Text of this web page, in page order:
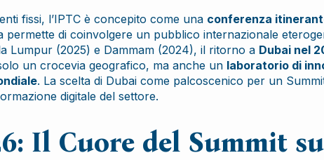
fissi, l’IPTC è concepito come una conferenza
permette di coinvolgere un pubblico internazionale
Lumpur (2025) e Dammam (2024), il ritorno a Dubai nel
un crocevia geografico, ma anche un laboratorio di
. La scelta di Dubai come palcoscenico per un
digitale del settore.
Il Cuore del Summit